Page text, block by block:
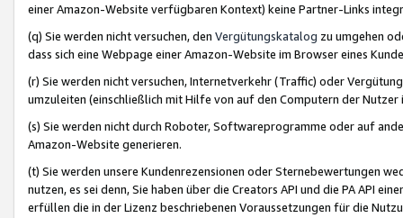
einer Amazon-Website verfügbaren Kontext) keine Partner-Links
(q) Sie werden nicht versuchen, den Vergütungskatalog zu umgehen
dass sich eine Webpage einer Amazon-Website im Browser eines
(r) Sie werden nicht versuchen, Internetverkehr (Traffic) oder
umzuleiten (einschließlich mit Hilfe von auf den Computern der
(s) Sie werden nicht durch Roboter, Softwareprogramme oder auf
Amazon-Website generieren.
(t) Sie werden unsere Kundenrezensionen oder Sternebewertungen
nutzen, es sei denn, Sie haben über die Creators API und die PA API
erfüllen die in der Lizenz beschriebenen Voraussetzungen für die